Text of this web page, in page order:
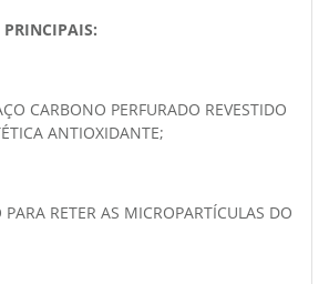
PRINCIPAIS:
CARBONO PERFURADO REVESTIDO
ANTIOXIDANTE;
RETER AS MICROPARTÍCULAS DO